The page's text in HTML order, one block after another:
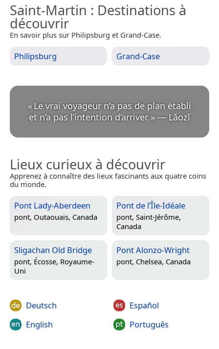
Saint-Martin : Destinations à
découvrir
En savoir plus sur Philipsburg et Grand-Case.
Philipsburg Grand-Case
«Le vrai voyageur n’a pas de plan établi
et n’a pas l’intention d’arriver. » — Lǎozǐ
Lieux curieux à découvrir
Apprenez à connaître des lieux fascinants aux quatre coins
du monde.
Pont Lady-Aberdeen
pont, Outaouais, Canada
Pont de l’Île-Idéale
pont, Saint-Jérôme,
Canada
Sligachan Old Bridge
pont, Écosse, Royaume-
Uni
Pont Alonzo-Wright
pont, Chelsea, Canada
Deutsch
English
Español
Português